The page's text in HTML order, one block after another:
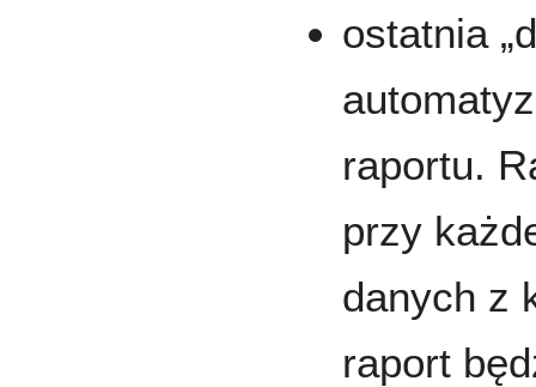
ostatnia
raportu.
przy
danych z
raport